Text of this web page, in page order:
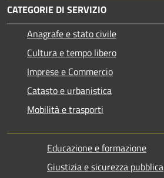
CATEGORIE DI SERVIZIO
Anagrafe e stato civile
Cultura e tempo libero
Imprese e Commercio
Catasto e urbanistica
Mobilità e trasporti
Educazione e formazione
Giustizia e sicurezza pubblica